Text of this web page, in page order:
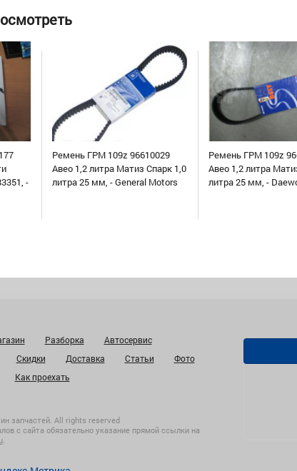
-
Ремень ГРМ 109z 96610029
Авео 1,2 литра Матиз Спарк 1,0
литра 25 мм, - General Motors
Ремень ГРМ 109z
Авео 1,2 литра
литра 25 мм, -
Разборка
Автосервис
Скидки Доставка Статьи
Фото
Как проехать
запчастей. All rights reserved
с сайта обязательно указание прямой ссылки на
.